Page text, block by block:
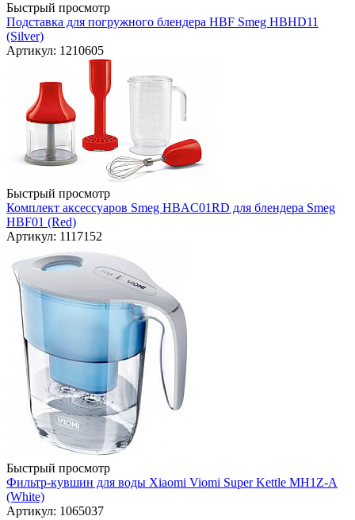
Быстрый просмотр
Подставка для погружного блендера HBF Smeg HBHD11
(Silver)
Артикул: 1210605
Быстрый просмотр
Комплект аксессуаров Smeg HBAC01RD для блендера Smeg
HBF01 (Red)
Артикул: 1117152
Быстрый просмотр
Фильтр-кувшин для воды Xiaomi Viomi Super Kettle MH1Z-A
(White)
Артикул: 1065037